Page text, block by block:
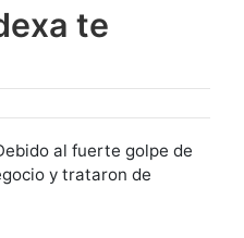
te
al fuerte golpe de
y trataron de